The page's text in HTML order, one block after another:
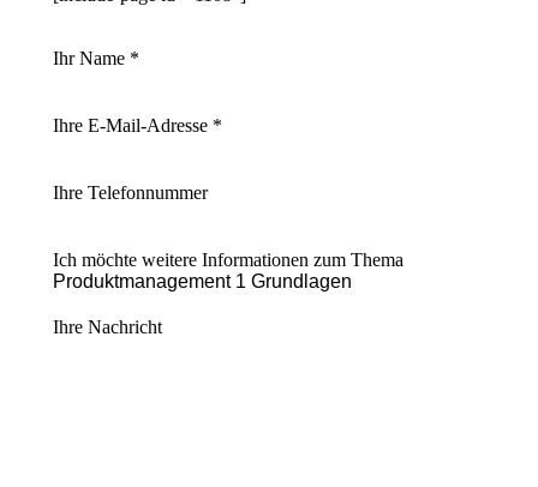
Ihr Name *
Ihre E-Mail-Adresse *
Ihre Telefonnummer
Ich möchte weitere Informationen zum Thema
Ihre Nachricht